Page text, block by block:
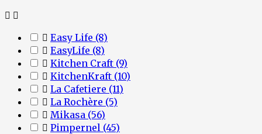
 
 Easy Life (8)
 EasyLife (8)
 Kitchen Craft (9)
 KitchenKraft (10)
 La Cafetiere (11)
 La Rochère (5)
 Mikasa (56)
 Pimpernel (45)